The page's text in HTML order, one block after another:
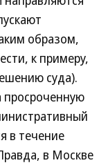
образом,
к примеру,
суда).
просроченную
в течение
в Москве